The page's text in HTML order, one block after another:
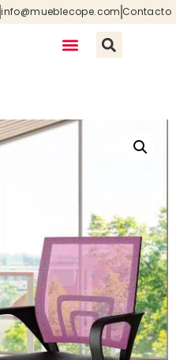
info@mueblecope.com Contacto